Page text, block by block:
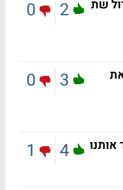
שת
2
0
3
0
אותנו 4
1